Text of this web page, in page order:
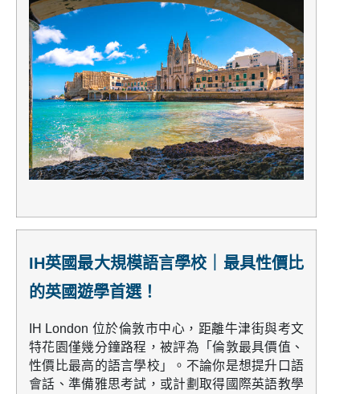
IH英國最大規模語言學校｜最具性價比
的英國遊學首選！
IH London 位於倫敦市中心，距離牛津街與考文
特花園僅幾分鐘路程，被評為「倫敦最具價值、
性價比最高的語言學校」。不論你是想提升口語
會話、準備雅思考試，或計劃取得國際英語教學